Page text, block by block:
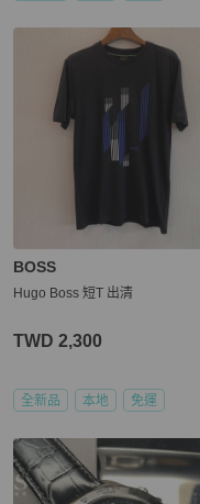
BOSS
Hugo Boss 短T 出清
TWD 2,300
全新品 本地 免運